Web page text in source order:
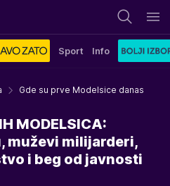
Sport Info
Gde su prve Modelsice danas
MODELSICA:
muževi milijarderi,
i beg od javnosti